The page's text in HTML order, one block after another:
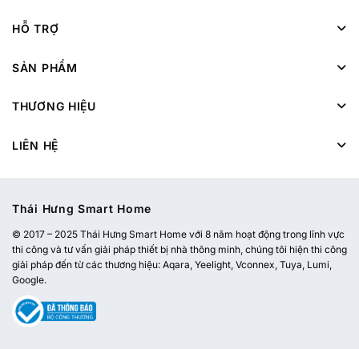
HỖ TRỢ
SẢN PHẨM
THƯƠNG HIỆU
LIÊN HỆ
Thái Hưng Smart Home
© 2017 – 2025 Thái Hưng Smart Home với 8 năm hoạt động trong lĩnh vực
thi công và tư vấn giải pháp thiết bị nhà thông minh, chúng tôi hiện thi công
giải pháp đến từ các thương hiệu: Aqara, Yeelight, Vconnex, Tuya, Lumi,
Google.